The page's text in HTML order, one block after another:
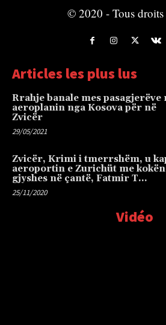
© 2020 - Tous droits
Articles les plus lus
Rrahje banale mes pasagjerëve
aeroplanin nga Kosova për në
Zvicër
29/05/2021
Zvicër, Krimi i tmerrshëm, u
aeroportin e Zurichüt me
gjyshes në çantë, Fatmir T…
25/11/2020
Vidéo